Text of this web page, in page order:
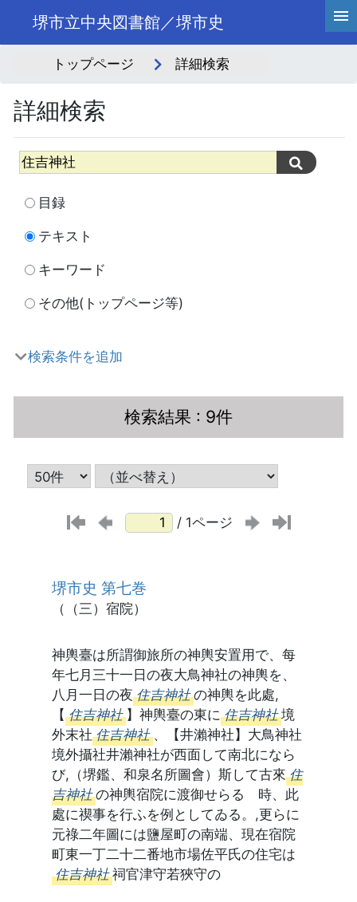
堺市立中央図書館／堺市史
トップページ 詳細検索
詳細検索
目録
テキスト
キーワード
その他(トップページ等)
検索条件を追加
検索結果 : 9件
/ 1ページ
堺市史 第七巻
（（三）宿院）
神輿臺は所謂御旅所の神輿安置用で、每
年七月三十一日の夜大鳥神社の神輿を、
八月一日の夜 住吉神社 の神輿を此處,
【 住吉神社 】神輿臺の東に 住吉神社 境
外末社 住吉神社 、【井瀨神社】大鳥神社
境外攝社井瀨神社が西面して南北になら
び,（堺鑑、和泉名所圖會）斯して古來 住
吉神社 の神輿宿院に渡御せらるゝ時、此
處に禊事を行ふを例としてゐる。,更らに
元祿二年圖には鹽屋町の南端、現在宿院
町東一丁二十二番地市場佐平氏の住宅は
住吉神社 祠官津守若狹守の